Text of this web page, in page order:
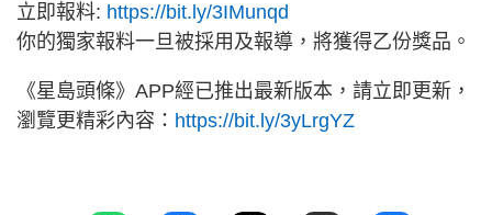
立即報料: https://bit.ly/3IMunqd
你的獨家報料一旦被採用及報導，將獲得乙份獎品。
《星島頭條》APP經已推出最新版本，請立即更新，
瀏覽更精彩內容： https://bit.ly/3yLrgYZ